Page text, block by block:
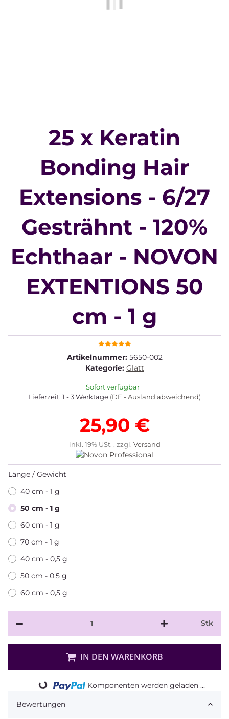
25 x Keratin
Bonding Hair
Extensions - 6/27
Gesträhnt - 120%
Echthaar - NOVON
EXTENTIONS 50
cm - 1 g
Artikelnummer: 5650-002
Kategorie: Glatt
Sofort verfügbar
Lieferzeit: 1 - 3 Werktage (DE - Ausland abweichend)
25,90 €
inkl. 19% USt. , zzgl. Versand
Länge / Gewicht
40 cm - 1 g
50 cm - 1 g
60 cm - 1 g
70 cm - 1 g
40 cm - 0,5 g
50 cm - 0,5 g
60 cm - 0,5 g
Stk
IN DEN WARENKORB
Loading... Komponenten werden geladen ...
Bewertungen